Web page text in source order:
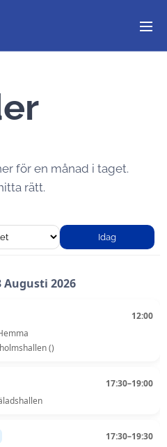
för en månad i taget.
rätt.
Idag
Augusti 2026
12:00
()
17:30–19:00
17:30–19:30